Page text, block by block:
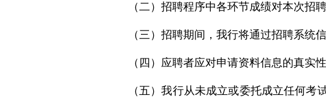
（二）招聘程序中各环节成绩对本次招聘
（三）招聘期间，我行将通过招聘系统
（四）应聘者应对申请资料信息的真实
（五）我行从未成立或委托成立任何